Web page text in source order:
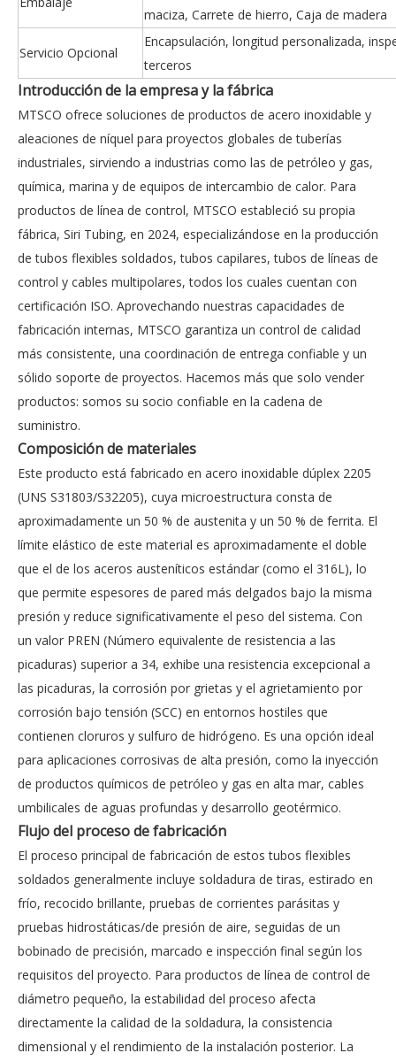
maciza, Carrete de hierro, Caja de madera
Servicio Opcional
Encapsulación, longitud personalizada,
terceros
Introducción de la empresa y la fábrica
MTSCO ofrece soluciones de productos de acero inoxidable y
aleaciones de níquel para proyectos globales de tuberías
industriales, sirviendo a industrias como las de petróleo y gas,
química, marina y de equipos de intercambio de calor. Para
productos de línea de control, MTSCO estableció su propia
fábrica, Siri Tubing, en 2024, especializándose en la producción
de tubos flexibles soldados, tubos capilares, tubos de líneas de
control y cables multipolares, todos los cuales cuentan con
certificación ISO. Aprovechando nuestras capacidades de
fabricación internas, MTSCO garantiza un control de calidad
más consistente, una coordinación de entrega confiable y un
sólido soporte de proyectos. Hacemos más que solo vender
productos: somos su socio confiable en la cadena de
suministro.
Composición de materiales
Este producto está fabricado en acero inoxidable dúplex 2205
(UNS S31803/S32205), cuya microestructura consta de
aproximadamente un 50 % de austenita y un 50 % de ferrita. El
límite elástico de este material es aproximadamente el doble
que el de los aceros austeníticos estándar (como el 316L), lo
que permite espesores de pared más delgados bajo la misma
presión y reduce significativamente el peso del sistema. Con
un valor PREN (Número equivalente de resistencia a las
picaduras) superior a 34, exhibe una resistencia excepcional a
las picaduras, la corrosión por grietas y el agrietamiento por
corrosión bajo tensión (SCC) en entornos hostiles que
contienen cloruros y sulfuro de hidrógeno. Es una opción ideal
para aplicaciones corrosivas de alta presión, como la inyección
de productos químicos de petróleo y gas en alta mar, cables
umbilicales de aguas profundas y desarrollo geotérmico.
Flujo del proceso de fabricación
El proceso principal de fabricación de estos tubos flexibles
soldados generalmente incluye soldadura de tiras, estirado en
frío, recocido brillante, pruebas de corrientes parásitas y
pruebas hidrostáticas/de presión de aire, seguidas de un
bobinado de precisión, marcado e inspección final según los
requisitos del proyecto. Para productos de línea de control de
diámetro pequeño, la estabilidad del proceso afecta
directamente la calidad de la soldadura, la consistencia
dimensional y el rendimiento de la instalación posterior. La